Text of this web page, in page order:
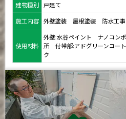
建物種別
戸建て
施工内容 外壁塗装 屋根塗装 防水工事
使用材料
外壁:水谷ペイント ナノコン
所 付帯部:アドグリーンコー
ク